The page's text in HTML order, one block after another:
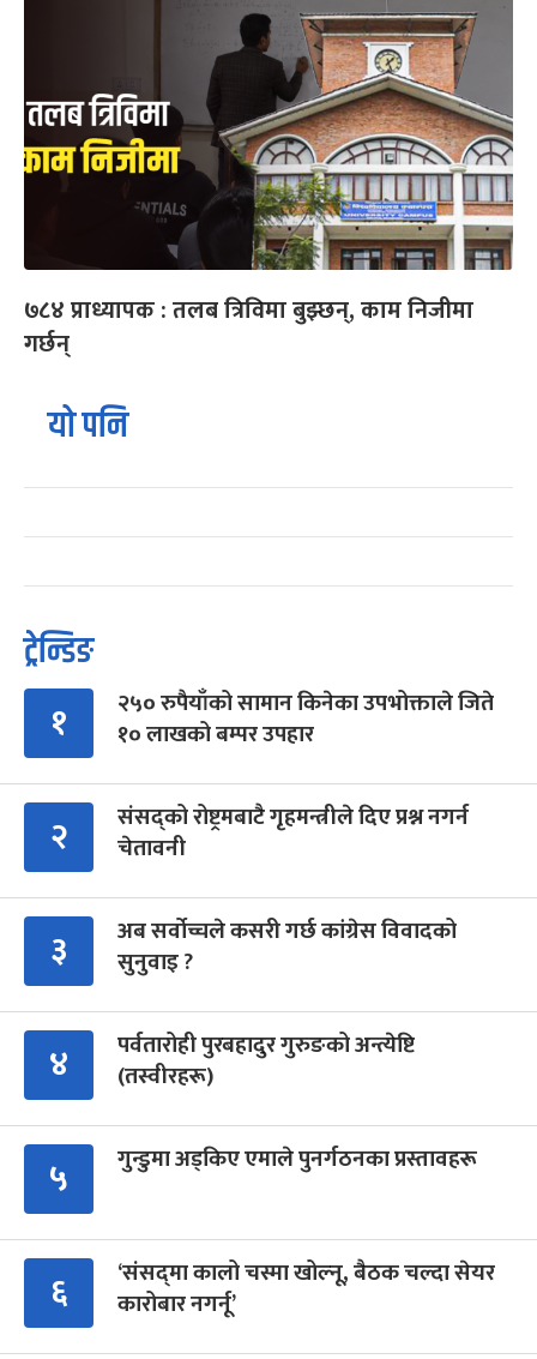
७८४ प्राध्यापक : तलब त्रिविमा बुझ्छन्, काम निजीमा
गर्छन्
यो पनि
ट्रेन्डिङ
१
२५० रुपैयाँको सामान किनेका उपभोक्ताले जिते
१० लाखको बम्पर उपहार
२
संसद्को रोष्ट्रमबाटै गृहमन्त्रीले दिए प्रश्न नगर्न
चेतावनी
३
अब सर्वोच्चले कसरी गर्छ कांग्रेस विवादको
सुनुवाइ ?
४
पर्वतारोही पुरबहादुर गुरुङको अन्त्येष्टि
(तस्वीरहरू)
५ गुन्डुमा अड्किए एमाले पुनर्गठनका प्रस्तावहरू
६
‘संसद्‍मा कालो चस्मा खोल्नू, बैठक चल्दा सेयर
कारोबार नगर्नू’